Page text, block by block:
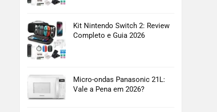
Kit Nintendo Switch 2: Review
Completo e Guia 2026
Micro-ondas Panasonic 21L:
Vale a Pena em 2026?